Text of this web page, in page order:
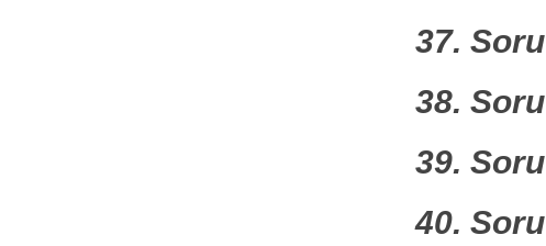
37. Soru
38. Soru
39. Soru
40. Soru